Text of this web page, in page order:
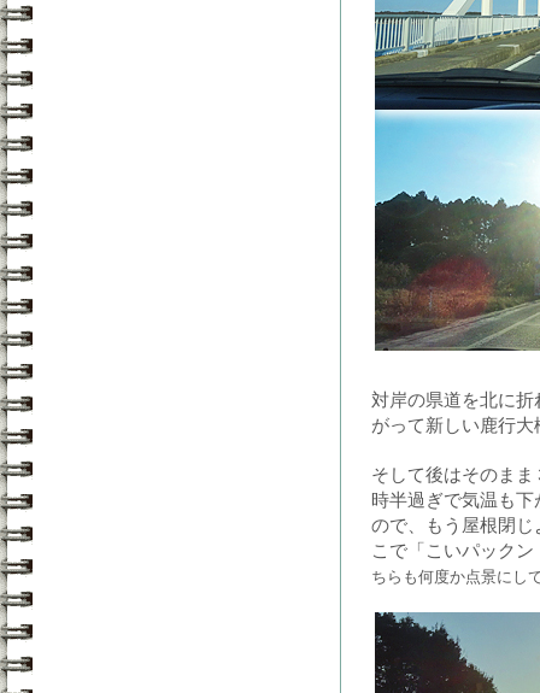
対岸の県道を北に
がって新しい鹿行
そして後はそのま
時半過ぎで気温も
ので、もう屋根閉
こで「こいパックン
ちらも何度か点景にし